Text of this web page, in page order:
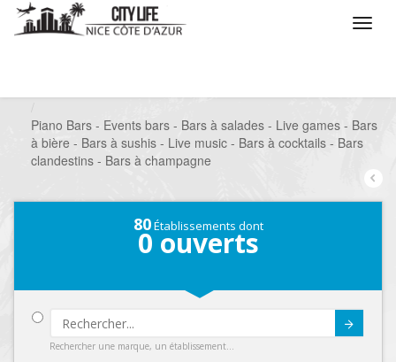
Piano Bars - Events bars - Bars à salades - Live games - Bars
à bière - Bars à sushis - Live music - Bars à cocktails - Bars
clandestins - Bars à champagne
80Établissements dont
0 ouverts
Rechercher une marque, un établissement...